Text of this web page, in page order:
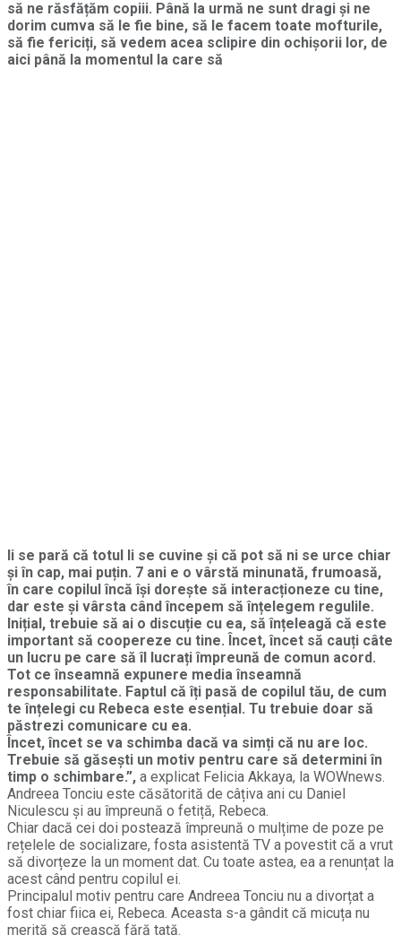
să ne răsfățăm copiii. Până la urmă ne sunt dragi și ne
dorim cumva să le fie bine, să le facem toate mofturile,
să fie fericiți, să vedem acea sclipire din ochișorii lor, de
aici până la momentul la care să
li se pară că totul li se cuvine și că pot să ni se urce chiar
și în cap, mai puțin. 7 ani e o vârstă minunată, frumoasă,
în care copilul încă își dorește să interacționeze cu tine,
dar este și vârsta când începem să înțelegem regulile.
Inițial, trebuie să ai o discuție cu ea, să înțeleagă că este
important să coopereze cu tine. Încet, încet să cauți câte
un lucru pe care să îl lucrați împreună de comun acord.
Tot ce înseamnă expunere media înseamnă
responsabilitate. Faptul că îți pasă de copilul tău, de cum
te înțelegi cu Rebeca este esențial. Tu trebuie doar să
păstrezi comunicare cu ea.
Încet, încet se va schimba dacă va simți că nu are loc.
Trebuie să găsești un motiv pentru care să determini în
timp o schimbare.”, a explicat Felicia Akkaya, la WOWnews.
Andreea Tonciu este căsătorită de câțiva ani cu Daniel
Niculescu și au împreună o fetiță, Rebeca.
Chiar dacă cei doi postează împreună o mulțime de poze pe
rețelele de socializare, fosta asistentă TV a povestit că a vrut
să divorțeze la un moment dat. Cu toate astea, ea a renunțat la
acest când pentru copilul ei.
Principalul motiv pentru care Andreea Tonciu nu a divorțat a
fost chiar fiica ei, Rebeca. Aceasta s-a gândit că micuța nu
merită să crească fără tată.